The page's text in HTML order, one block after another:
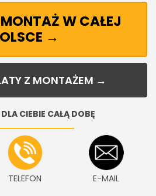
W CAŁEJ
→
Z MONTAŻEM →
CIEBIE CAŁĄ DOBĘ
TELEFON E-MAIL